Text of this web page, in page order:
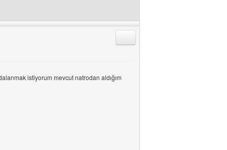
istiyorum mevcut natrodan aldığım